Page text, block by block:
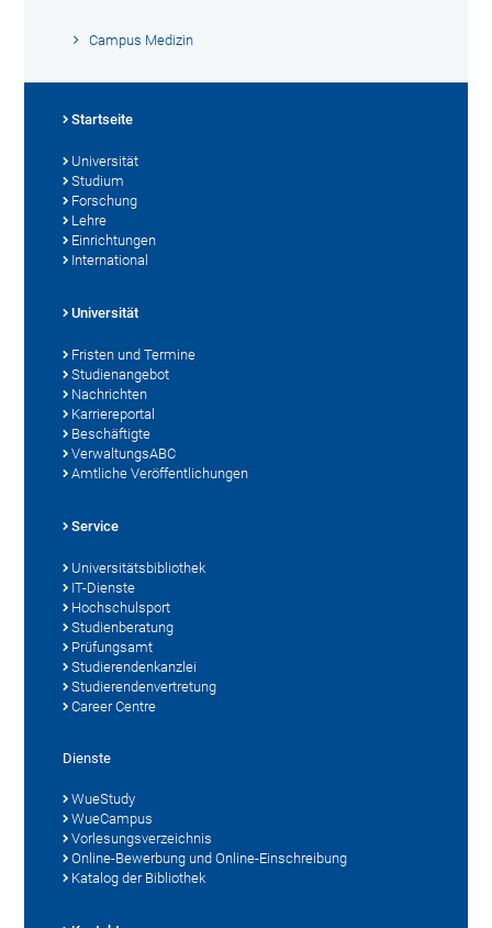
Campus Medizin
Startseite
Universität
Studium
Forschung
Lehre
Einrichtungen
International
Universität
Fristen und Termine
Studienangebot
Nachrichten
Karriereportal
Beschäftigte
VerwaltungsABC
Amtliche Veröffentlichungen
Service
Universitätsbibliothek
IT-Dienste
Hochschulsport
Studienberatung
Prüfungsamt
Studierendenkanzlei
Studierendenvertretung
Career Centre
Dienste
WueStudy
WueCampus
Vorlesungsverzeichnis
Online-Bewerbung und Online-Einschreibung
Katalog der Bibliothek